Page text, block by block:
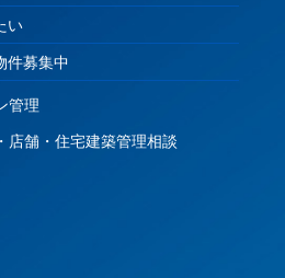
い
件募集中
管理
店舗・住宅建築管理相談